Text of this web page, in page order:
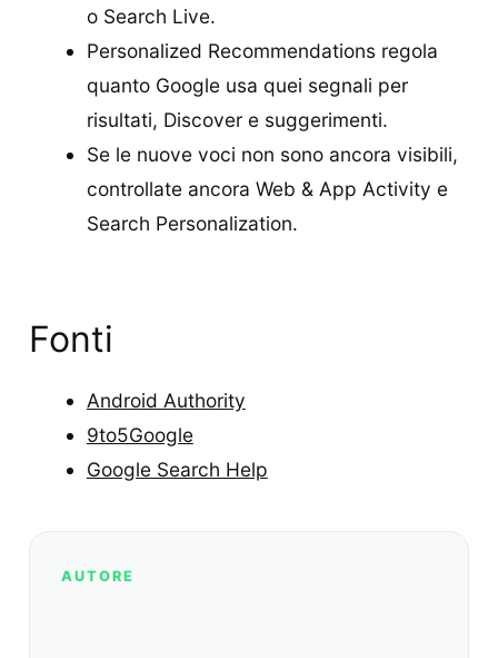
o Search Live.
Personalized Recommendations regola
quanto Google usa quei segnali per
risultati, Discover e suggerimenti.
Se le nuove voci non sono ancora visibili,
controllate ancora Web & App Activity e
Search Personalization.
Fonti
Android Authority
9to5Google
Google Search Help
AUTORE